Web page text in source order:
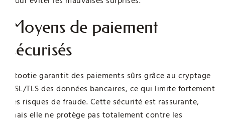
Moyens de paiement
sécurisés
Stootie garantit des paiements sûrs grâce au cryptage
SSL/TLS des données bancaires, ce qui limite fortement
les risques de fraude. Cette sécurité est rassurante,
mais elle ne protège pas totalement contre les